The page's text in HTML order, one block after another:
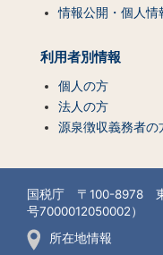
情報公開・個人情
利用者別情報
個人の方
法人の方
源泉徴収義務者の
国税庁 〒100-8978
号7000012050002）
所在地情報